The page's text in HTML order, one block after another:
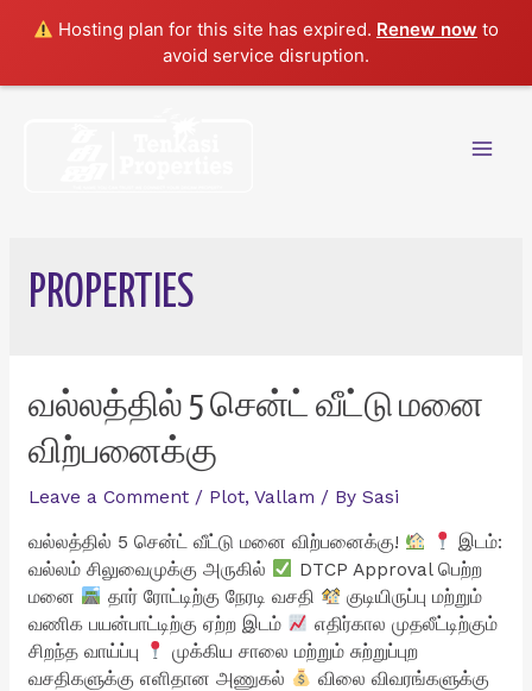
Hosting plan for this site has expired. Renew now to
avoid service disruption.
PROPERTIES
வல்லத்தில் 5 சென்ட் வீட்டு மனை
விற்பனைக்கு
Leave a Comment / Plot, Vallam / By Sasi
வல்லத்தில் 5 சென்ட் வீட்டு மனை விற்பனைக்கு!
இடம்:
வல்லம் சிலுவைமுக்கு அருகில்
DTCP Approval பெற்ற
மனை
தார் ரோட்டிற்கு நேரடி வசதி
குடியிருப்பு மற்றும்
வணிக பயன்பாட்டிற்கு ஏற்ற இடம்
எதிர்கால முதலீட்டிற்கும்
சிறந்த வாய்ப்பு
முக்கிய சாலை மற்றும் சுற்றுப்புற
வசதிகளுக்கு எளிதான அணுகல்
விலை விவரங்களுக்கு